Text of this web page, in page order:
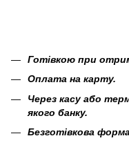
Готівкою при
Оплата на карту.
Через касу або
якого банку.
Безготівкова